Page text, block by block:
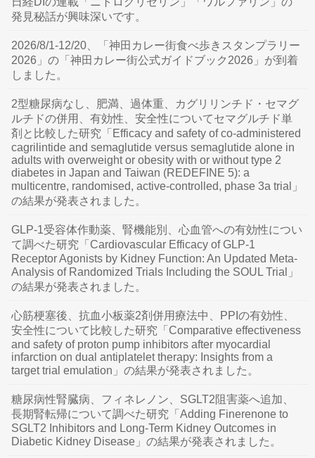
発見秘話が興味深いです。
2026/8/1-12/20、「神田カレー街食べ歩きスタンプラリー
2026」の「神田カレー街公式ガイドブック2026」が到着
しました。
2型糖尿病なし、肥満、過体重、カグリリンチド・セマグ
ルチドの併用、有効性、安全性についてセマグルチド単
剤と比較した研究「Efficacy and safety of co-administered
cagrilintide and semaglutide versus semaglutide alone in
adults with overweight or obesity with or without type 2
diabetes in Japan and Taiwan (REDEFINE 5): a
multicentre, randomised, active-controlled, phase 3a trial」
の結果が発表されました。
GLP-1受容体作動薬、腎機能別、心血管への有効性につい
て調べた研究「Cardiovascular Efficacy of GLP-1
Receptor Agonists by Kidney Function: An Updated Meta-
Analysis of Randomized Trials Including the SOUL Trial」
の結果が発表されました。
心筋梗塞後、抗血小板薬2剤併用療法中、PPIの有効性、
安全性について比較した研究「Comparative effectiveness
and safety of proton pump inhibitors after myocardial
infarction on dual antiplatelet therapy: Insights from a
target trial emulation」の結果が発表されました。
糖尿病性腎臓病、フィネレノン、SGLT2阻害薬へ追加、
長期腎転帰について調べた研究「Adding Finerenone to
SGLT2 Inhibitors and Long-Term Kidney Outcomes in
Diabetic Kidney Disease」の結果が発表されました。